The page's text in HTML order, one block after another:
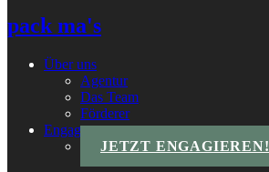
pack ma's
Über uns
Agentur
Das Team
Förderer
Engagements
JETZT ENGAGIEREN!